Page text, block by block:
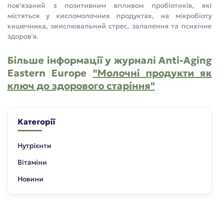
пов'язаний з позитивним впливом пробіотиків, які
містяться у кисломолочних продуктах, на мікробіоту
кишечника, окислювальний стрес, запалення та психічне
здоров'я.
Більше інформації у журналі Anti-Aging
Eastern Europe "Молочні продукти як
ключ до здорового старіння"
Категорії
Нутрієнти
Вітаміни
Новини